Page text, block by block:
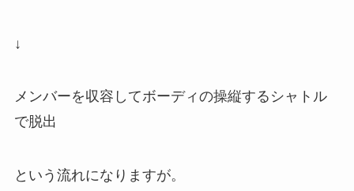
↓
メンバーを収容してボーディの操縦するシャトル
で脱出
という流れになりますが。